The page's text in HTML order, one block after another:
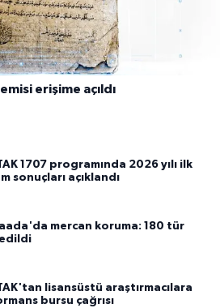
erişime açıldı
1707 programında 2026 yılı ilk
sonuçları açıklandı
mercan koruma: 180 tür
lisansüstü araştırmacılara
bursu çağrısı